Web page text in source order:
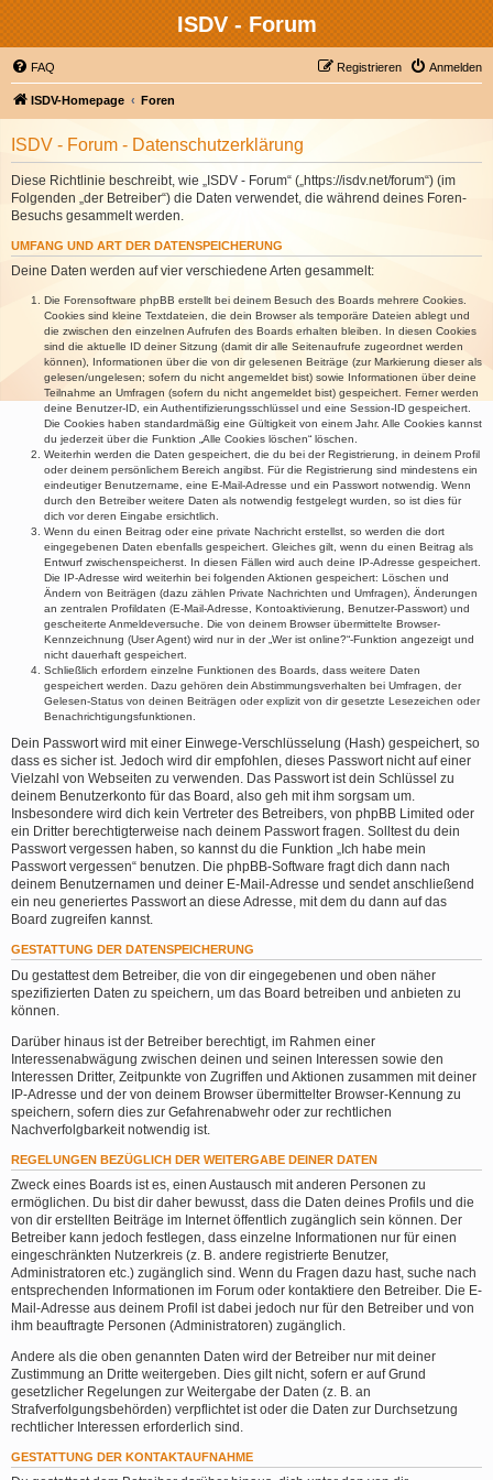
ISDV - Forum
FAQ Anmelden
Registrieren
ISDV-Homepage Foren
ISDV - Forum - Datenschutzerklärung
Diese Richtlinie beschreibt, wie „ISDV - Forum“ („https://isdv.net/forum“) (im
Folgenden „der Betreiber“) die Daten verwendet, die während deines Foren-
Besuchs gesammelt werden.
UMFANG UND ART DER DATENSPEICHERUNG
Deine Daten werden auf vier verschiedene Arten gesammelt:
Die Forensoftware phpBB erstellt bei deinem Besuch des Boards mehrere Cookies.
Cookies sind kleine Textdateien, die dein Browser als temporäre Dateien ablegt und
die zwischen den einzelnen Aufrufen des Boards erhalten bleiben. In diesen Cookies
sind die aktuelle ID deiner Sitzung (damit dir alle Seitenaufrufe zugeordnet werden
können), Informationen über die von dir gelesenen Beiträge (zur Markierung dieser als
gelesen/ungelesen; sofern du nicht angemeldet bist) sowie Informationen über deine
Teilnahme an Umfragen (sofern du nicht angemeldet bist) gespeichert. Ferner werden
deine Benutzer-ID, ein Authentifizierungsschlüssel und eine Session-ID gespeichert.
Die Cookies haben standardmäßig eine Gültigkeit von einem Jahr. Alle Cookies kannst
du jederzeit über die Funktion „Alle Cookies löschen“ löschen.
Weiterhin werden die Daten gespeichert, die du bei der Registrierung, in deinem Profil
oder deinem persönlichem Bereich angibst. Für die Registrierung sind mindestens ein
eindeutiger Benutzername, eine E-Mail-Adresse und ein Passwort notwendig. Wenn
durch den Betreiber weitere Daten als notwendig festgelegt wurden, so ist dies für
dich vor deren Eingabe ersichtlich.
Wenn du einen Beitrag oder eine private Nachricht erstellst, so werden die dort
eingegebenen Daten ebenfalls gespeichert. Gleiches gilt, wenn du einen Beitrag als
Entwurf zwischenspeicherst. In diesen Fällen wird auch deine IP-Adresse gespeichert.
Die IP-Adresse wird weiterhin bei folgenden Aktionen gespeichert: Löschen und
Ändern von Beiträgen (dazu zählen Private Nachrichten und Umfragen), Änderungen
an zentralen Profildaten (E-Mail-Adresse, Kontoaktivierung, Benutzer-Passwort) und
gescheiterte Anmeldeversuche. Die von deinem Browser übermittelte Browser-
Kennzeichnung (User Agent) wird nur in der „Wer ist online?“-Funktion angezeigt und
nicht dauerhaft gespeichert.
Schließlich erfordern einzelne Funktionen des Boards, dass weitere Daten
gespeichert werden. Dazu gehören dein Abstimmungsverhalten bei Umfragen, der
Gelesen-Status von deinen Beiträgen oder explizit von dir gesetzte Lesezeichen oder
Benachrichtigungsfunktionen.
Dein Passwort wird mit einer Einwege-Verschlüsselung (Hash) gespeichert, so
dass es sicher ist. Jedoch wird dir empfohlen, dieses Passwort nicht auf einer
Vielzahl von Webseiten zu verwenden. Das Passwort ist dein Schlüssel zu
deinem Benutzerkonto für das Board, also geh mit ihm sorgsam um.
Insbesondere wird dich kein Vertreter des Betreibers, von phpBB Limited oder
ein Dritter berechtigterweise nach deinem Passwort fragen. Solltest du dein
Passwort vergessen haben, so kannst du die Funktion „Ich habe mein
Passwort vergessen“ benutzen. Die phpBB-Software fragt dich dann nach
deinem Benutzernamen und deiner E-Mail-Adresse und sendet anschließend
ein neu generiertes Passwort an diese Adresse, mit dem du dann auf das
Board zugreifen kannst.
GESTATTUNG DER DATENSPEICHERUNG
Du gestattest dem Betreiber, die von dir eingegebenen und oben näher
spezifizierten Daten zu speichern, um das Board betreiben und anbieten zu
können.
Darüber hinaus ist der Betreiber berechtigt, im Rahmen einer
Interessenabwägung zwischen deinen und seinen Interessen sowie den
Interessen Dritter, Zeitpunkte von Zugriffen und Aktionen zusammen mit deiner
IP-Adresse und der von deinem Browser übermittelter Browser-Kennung zu
speichern, sofern dies zur Gefahrenabwehr oder zur rechtlichen
Nachverfolgbarkeit notwendig ist.
REGELUNGEN BEZÜGLICH DER WEITERGABE DEINER DATEN
Zweck eines Boards ist es, einen Austausch mit anderen Personen zu
ermöglichen. Du bist dir daher bewusst, dass die Daten deines Profils und die
von dir erstellten Beiträge im Internet öffentlich zugänglich sein können. Der
Betreiber kann jedoch festlegen, dass einzelne Informationen nur für einen
eingeschränkten Nutzerkreis (z. B. andere registrierte Benutzer,
Administratoren etc.) zugänglich sind. Wenn du Fragen dazu hast, suche nach
entsprechenden Informationen im Forum oder kontaktiere den Betreiber. Die E-
Mail-Adresse aus deinem Profil ist dabei jedoch nur für den Betreiber und von
ihm beauftragte Personen (Administratoren) zugänglich.
Andere als die oben genannten Daten wird der Betreiber nur mit deiner
Zustimmung an Dritte weitergeben. Dies gilt nicht, sofern er auf Grund
gesetzlicher Regelungen zur Weitergabe der Daten (z. B. an
Strafverfolgungsbehörden) verpflichtet ist oder die Daten zur Durchsetzung
rechtlicher Interessen erforderlich sind.
GESTATTUNG DER KONTAKTAUFNAHME